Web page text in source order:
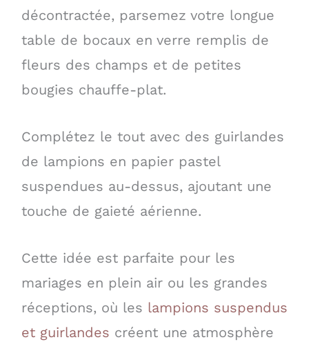
décontractée, parsemez votre longue
table de bocaux en verre remplis de
fleurs des champs et de petites
bougies chauffe-plat.
Complétez le tout avec des guirlandes
de lampions en papier pastel
suspendues au-dessus, ajoutant une
touche de gaieté aérienne.
Cette idée est parfaite pour les
mariages en plein air ou les grandes
réceptions, où les lampions suspendus
et guirlandes créent une atmosphère